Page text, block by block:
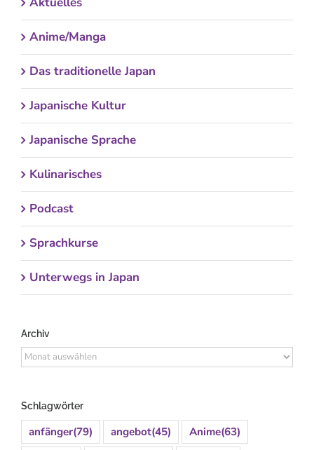
Anime/Manga
Das traditionelle Japan
Japanische Kultur
Japanische Sprache
Kulinarisches
Podcast
Sprachkurse
Unterwegs in Japan
Archiv
Archiv
Schlagwörter
anfänger(79) angebot(45) Anime(63)